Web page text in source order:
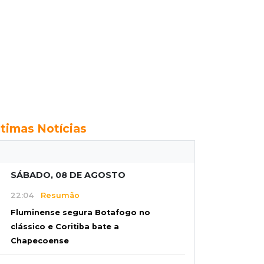
Notícias
SÁBADO, 08 DE AGOSTO
22:04 Resumão
Fluminense segura Botafogo no
clássico e Coritiba bate a
Chapecoense